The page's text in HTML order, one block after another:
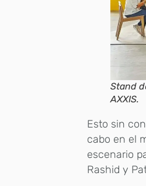
Stand
AXXIS.
Esto sin
cabo en el
escenario
Rashid y